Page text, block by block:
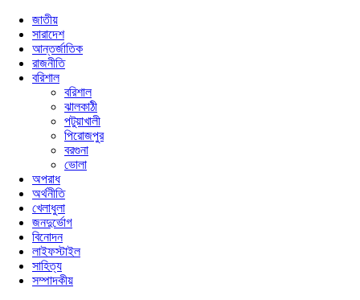
জাতীয়
সারাদেশ
আন্তর্জাতিক
রাজনীতি
বরিশাল
বরিশাল
ঝালকাঠী
পটুয়াখালী
পিরোজপুর
বরগুনা
ভোলা
অপরাধ
অর্থনীতি
খেলাধুলা
জনদুর্ভোগ
বিনোদন
লাইফস্টাইল
সাহিত্য
সম্পাদকীয়